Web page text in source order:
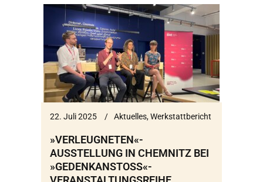
22. Juli 2025 Aktuelles,Werkstattbericht
»VERLEUGNETEN«-
AUSSTELLUNG IN CHEMNITZ BEI
»GEDENKANSTOSS«-V